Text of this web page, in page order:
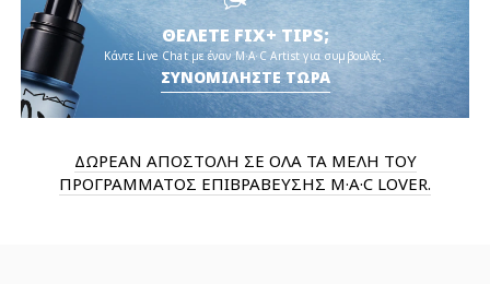
ΘΕΛΕΤΕ FIX+ TIPS;
Κάντε Live Chat με έναν M·A·C Artist για συμβουλές.
ΣΥΝΟΜΙΛΗΣΤΕ ΤΩΡΑ
ΔΩΡΕΑΝ ΑΠΟΣΤΟΛΗ ΣΕ ΟΛΑ ΤΑ ΜΕΛΗ ΤΟΥ
ΠΡΟΓΡΑΜΜΑΤΟΣ ΕΠΙΒΡΑΒΕΥΣΗΣ M·A·C LOVER.